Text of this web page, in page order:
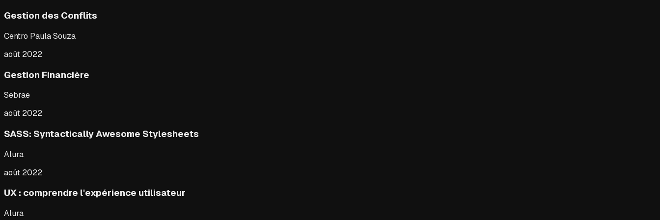
Gestion des Conflits
Centro Paula Souza
août 2022
Gestion Financière
Sebrae
août 2022
SASS: Syntactically Awesome Stylesheets
Alura
août 2022
UX : comprendre l'expérience utilisateur
Alura